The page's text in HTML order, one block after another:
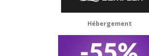
Hébergement